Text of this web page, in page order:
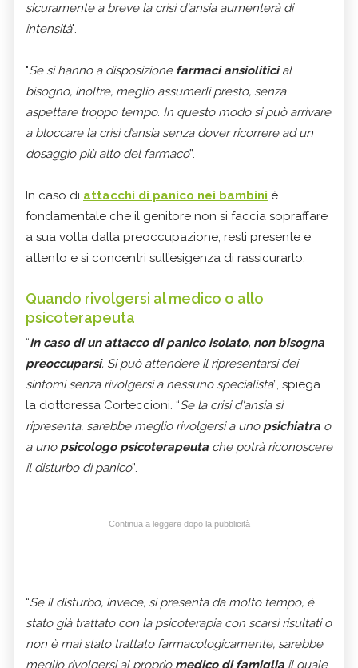
sicuramente a breve la crisi d'ansia aumenterà di
intensità".
"Se si hanno a disposizione farmaci ansioliticial
bisogno, inoltre, meglio assumerli presto, senza
aspettare troppo tempo. In questo modo si può arrivare
a bloccare la crisi d’ansia senza dover ricorrere ad un
dosaggio più alto del farmaco”.
In caso di attacchi di panico nei bambini è
fondamentale che il genitore non si faccia sopraffare
a sua volta dalla preoccupazione, resti presente e
attento e si concentri sull’esigenza di rassicurarlo.
Quando rivolgersi al medico o allo
psicoterapeuta
“In caso di un attacco di panico isolato, non bisogna
preoccuparsi. Si può attendere il ripresentarsi dei
sintomi senza rivolgersi a nessuno specialista”, spiega
la dottoressa Corteccioni. “Se la crisi d'ansia si
ripresenta, sarebbe meglio rivolgersi a uno psichiatra o
a uno psicologo psicoterapeuta che potrà riconoscere
il disturbo di panico”.
Continua a leggere dopo la pubblicità
“Se il disturbo, invece, si presenta da molto tempo, è
stato già trattato con la psicoterapia con scarsi risultati o
non è mai stato trattato farmacologicamente, sarebbe
meglio rivolgersi al proprio medico di famiglia il quale